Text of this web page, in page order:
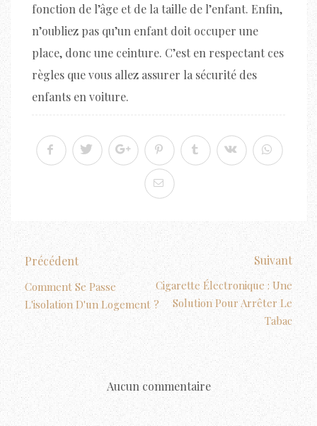
fonction de l’âge et de la taille de l’enfant. Enfin,
n’oubliez pas qu’un enfant doit occuper une
place, donc une ceinture. C’est en respectant ces
règles que vous allez assurer la sécurité des
enfants en voiture.
Précédent
Comment Se Passe
L'isolation D'un Logement ?
Suivant
Cigarette Électronique : Une
Solution Pour Arrêter Le
Tabac
Aucun commentaire